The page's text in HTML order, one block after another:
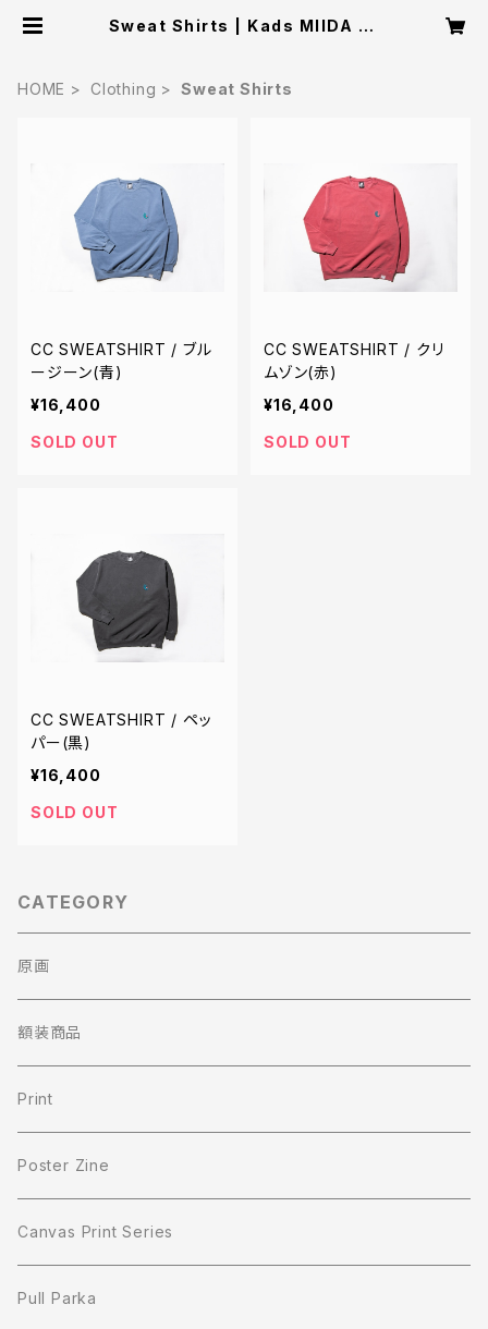
Sweat Shirts | Kads MIIDA St
HOME Clothing Sweat Shirts
CC SWEATSHIRT / ブル
ージーン(青)
¥16,400
SOLD OUT
CC SWEATSHIRT / クリ
ムゾン(赤)
¥16,400
SOLD OUT
CC SWEATSHIRT / ペッ
パー(黒)
¥16,400
SOLD OUT
CATEGORY
原画
額装商品
Print
Poster Zine
Canvas Print Series
Pull Parka